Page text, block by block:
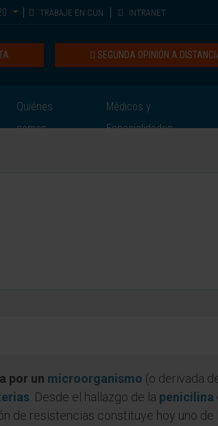
TRABAJE EN CUN INTRANET
SEGUNDA OPINIÓN A
Quiénes
somos
Médicos y
Especialidades
por un microorganismo (o derivada
. Desde el hallazgo de la penicilina
de resistencias constituye hoy uno